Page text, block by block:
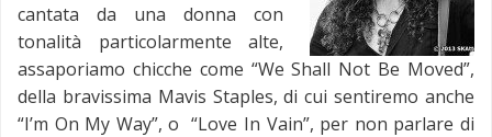
cantata da una donna con
tonalità particolarmente alte,
assaporiamo chicche come “We Shall Not Be Moved”,
della bravissima Mavis Staples, di cui sentiremo anche
“I’m On My Way”, o “Love In Vain”, per non parlare di